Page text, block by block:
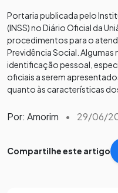
Portaria publicada pelo
(INSS) no Diário Oficial da
procedimentos para o
Previdência Social. Algumas
identificação pessoal,
oficiais a serem
quanto às características
Por: Amorim • 29/06/
Compartilhe este artigo